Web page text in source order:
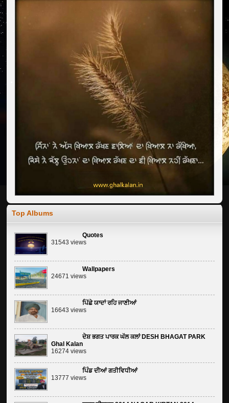
Top Albums
Quotes
31543 views
Wallpapers
24671 views
ਪਿੱਛੇ ਯਾਦਾਂ ਰਹਿ ਜਾਣੀਆਂ
16643 views
ਦੇਸ਼ ਭਗਤ ਪਾਰਕ ਘੱਲ ਕਲਾਂ DESH BHAGAT PARK
Ghal Kalan
16274 views
ਪਿੰਡ ਦੀਆਂ ਗਤੀਵਿਧੀਆਂ
13777 views